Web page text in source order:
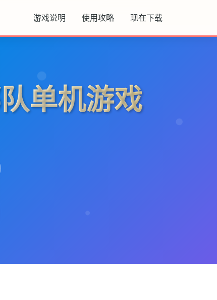
游戏说明 使用攻略 现在下载
单机游戏